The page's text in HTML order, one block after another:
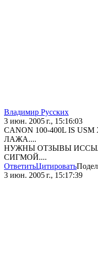
Владимир Русских
3 июн. 2005 г., 15:16:03
CANON 100-400L IS
ЛАЖА....
НУЖНЫ ОТЗЫВЫ
СИГМОЙ....
ОтветитьЦитировать
3 июн. 2005 г., 15:17:39